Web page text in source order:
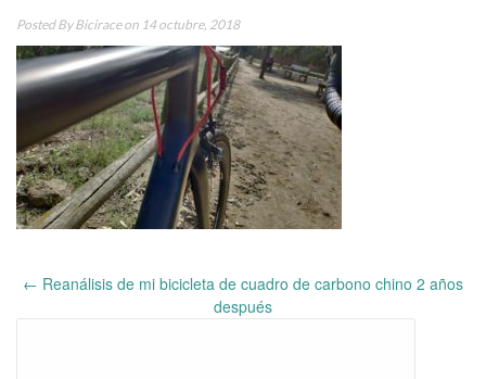
Posted ByBiciraceon 14 octubre, 2018
navigation
← Reanálisis de mi bicicleta de cuadro de carbono chino 2 años
después